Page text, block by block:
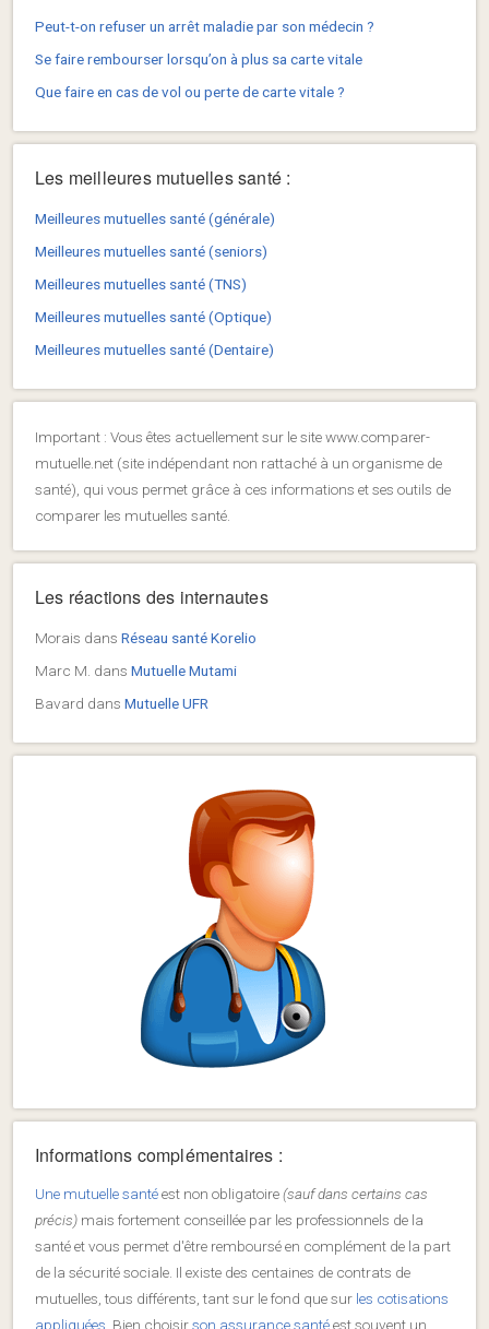
Peut-t-on refuser un arrêt maladie par son médecin ?
Se faire rembourser lorsqu’on à plus sa carte vitale
Que faire en cas de vol ou perte de carte vitale ?
Les meilleures mutuelles santé :
Meilleures mutuelles santé (générale)
Meilleures mutuelles santé (seniors)
Meilleures mutuelles santé (TNS)
Meilleures mutuelles santé (Optique)
Meilleures mutuelles santé (Dentaire)
Important : Vous êtes actuellement sur le site www.comparer-
mutuelle.net (site indépendant non rattaché à un organisme de
santé), qui vous permet grâce à ces informations et ses outils de
comparer les mutuelles santé.
Les réactions des internautes
Morais dans Réseau santé Korelio
Marc M. dans Mutuelle Mutami
Bavard dans Mutuelle UFR
Informations complémentaires :
Une mutuelle santéest non obligatoire(sauf dans certains cas
précis) mais fortement conseillée par les professionnels de la
santé et vous permet d'être remboursé en complément de la part
de la sécurité sociale. Il existe des centaines de contrats de
mutuelles, tous différents, tant sur le fond que sur les cotisations
appliquées . Bien choisirson assurance santéest souvent un